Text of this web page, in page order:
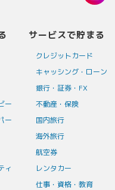
ー
ー
ィ
サービスで貯まる
クレジットカード
キャッシング・ローン
銀行・証券・FX
不動産・保険
国内旅行
海外旅行
航空券
レンタカー
仕事・資格・教育